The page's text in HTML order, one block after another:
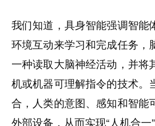
我们知道，具身智能强调智能
环境互动来学习和完成任务，
一种读取大脑神经活动，并将
机或机器可理解指令的技术。
合，人类的意图、感知和智能
外部设备，从而实现“人机合一”